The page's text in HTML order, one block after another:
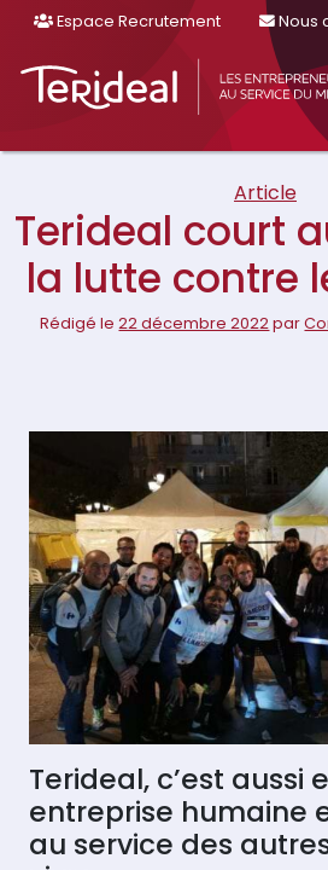
Espace Recrutement Nous
Main
Navigation
Article
Terideal court
la lutte contre
Rédigé le22 décembre 2022par
Terideal, c’est aussi
entreprise humaine
au service des